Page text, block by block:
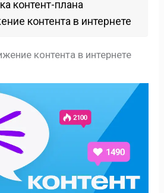
контент-плана
контента в интернете
контента в интернете